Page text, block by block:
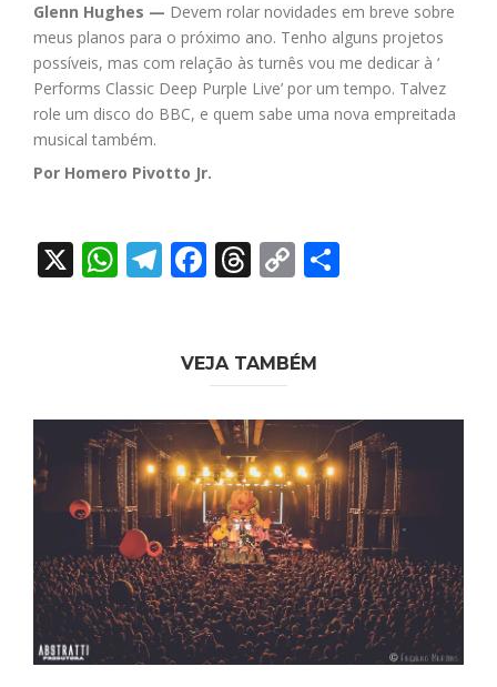
Glenn Hughes — Devem rolar novidades em breve sobre
meus planos para o próximo ano. Tenho alguns projetos
possíveis, mas com relação às turnês vou me dedicar à ‘
Performs Classic Deep Purple Live’ por um tempo. Talvez
role um disco do BBC, e quem sabe uma nova empreitada
musical também.
Por Homero Pivotto Jr.
X WhatsApp
Telegram
Facebook
Threads
Copy
VEJA TAMBÉM